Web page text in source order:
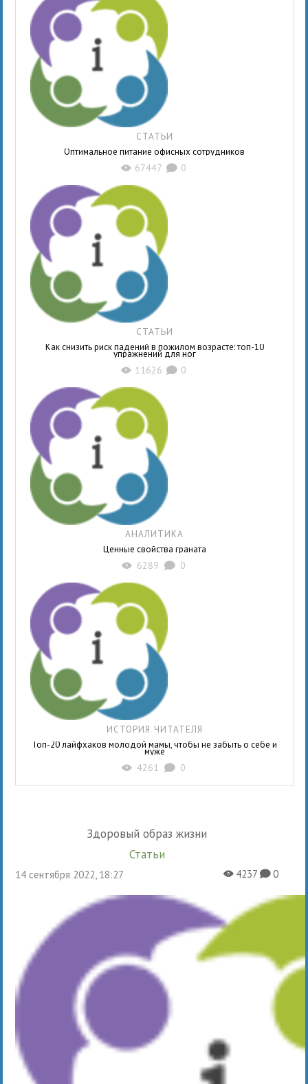
СТАТЬИ
Оптимальное питание офисных сотрудников
X 67447 K 0
СТАТЬИ
Как снизить риск падений в пожилом возрасте: топ-10
упражнений для ног
X 11626 K 0
АНАЛИТИКА
Ценные свойства граната
X 6289 K 0
ИСТОРИЯ ЧИТАТЕЛЯ
Топ-20 лайфхаков молодой мамы, чтобы не забыть о себе и
муже
X 4261 K 0
Здоровый образ жизни
Статьи
14 сентября 2022, 18:27 X4237K0